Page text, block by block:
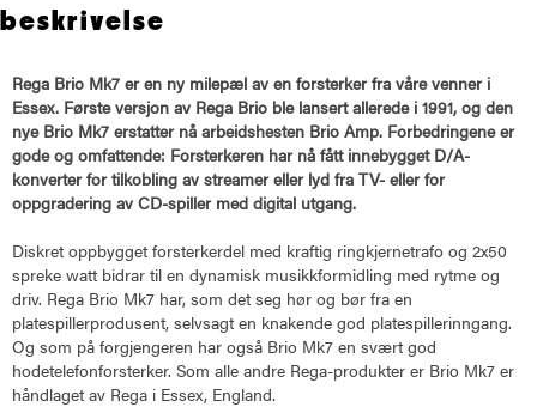
beskrivelse
Rega Brio Mk7 er en ny milepæl av en forsterker fra våre venner i
Essex. Første versjon av Rega Brio ble lansert allerede i 1991, og den
nye Brio Mk7 erstatter nå arbeidshesten Brio Amp. Forbedringene er
gode og omfattende: Forsterkeren har nå fått innebygget D/A-
konverter for tilkobling av streamer eller lyd fra TV- eller for
oppgradering av CD-spiller med digital utgang.
Diskret oppbygget forsterkerdel med kraftig ringkjernetrafo og 2x50
spreke watt bidrar til en dynamisk musikkformidling med rytme og
driv. Rega Brio Mk7 har, som det seg hør og bør fra en
platespillerprodusent, selvsagt en knakende god platespillerinngang.
Og som på forgjengeren har også Brio Mk7 en svært god
hodetelefonforsterker. Som alle andre Rega-produkter er Brio Mk7 er
håndlaget av Rega i Essex, England.